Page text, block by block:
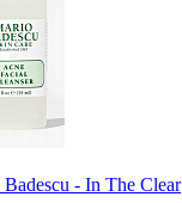
- In The Clear